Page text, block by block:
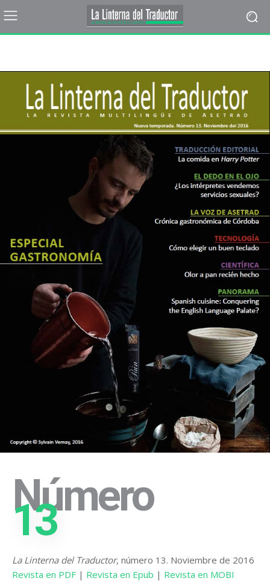
Número
13
La Linterna del Traductor, número 13. Noviembre de 2016
Revista en PDF | Revista en Epub | Revista en MOBI